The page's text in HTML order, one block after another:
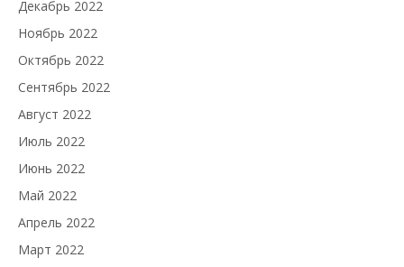
Декабрь 2022
Ноябрь 2022
Октябрь 2022
Сентябрь 2022
Август 2022
Июль 2022
Июнь 2022
Май 2022
Апрель 2022
Март 2022